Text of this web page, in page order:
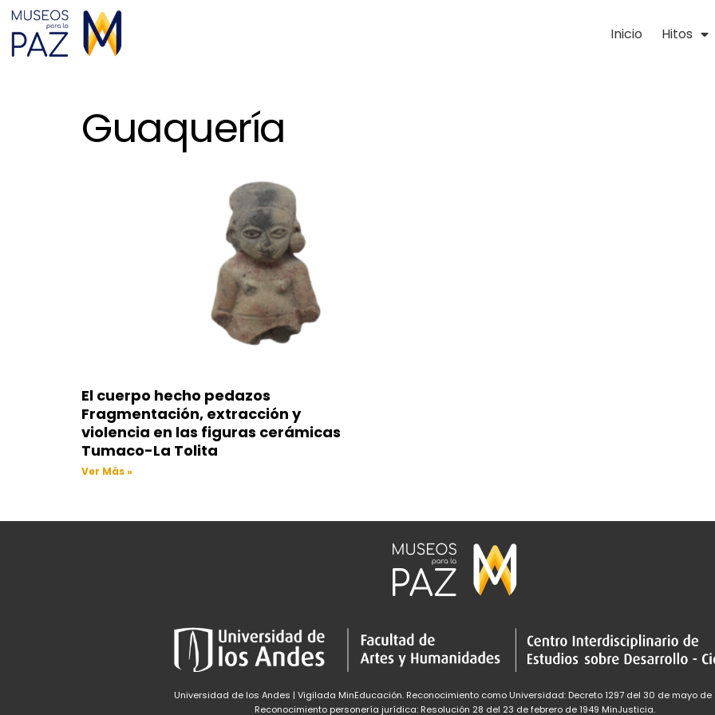
Inicio Hitos
Guaquería
El cuerpo hecho pedazos
Fragmentación, extracción y
violencia en las figuras cerámicas
Tumaco-La Tolita
Ver Más »
Universidad de los Andes | Vigilada MinEducación. Reconocimiento como Universidad: Decreto 1297 del 30 de mayo de
Reconocimiento personería jurídica: Resolución 28 del 23 de febrero de 1949 MinJusticia.